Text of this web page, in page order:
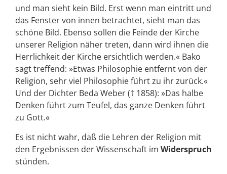
und man sieht kein Bild. Erst wenn man eintritt und
das Fenster von innen betrachtet, sieht man das
schöne Bild. Ebenso sollen die Feinde der Kirche
unserer Religion näher treten, dann wird ihnen die
Herrlichkeit der Kirche ersichtlich werden.« Bako
sagt treffend: »Etwas Philosophie entfernt von der
Religion, sehr viel Philosophie führt zu ihr zurück.«
Und der Dichter Beda Weber († 1858): »Das halbe
Denken führt zum Teufel, das ganze Denken führt
zu Gott.«
Es ist nicht wahr, daß die Lehren der Religion mit
den Ergebnissen der Wissenschaft im Widerspruch
stünden.